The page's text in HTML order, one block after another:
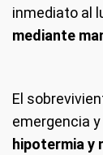
inmediato al
mediante
El
emergencia
hipotermia y